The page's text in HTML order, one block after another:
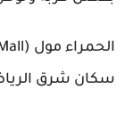
سكان شرق